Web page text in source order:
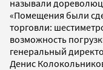
называли
«Помещения были
торговли:
возможность
генеральный
Денис